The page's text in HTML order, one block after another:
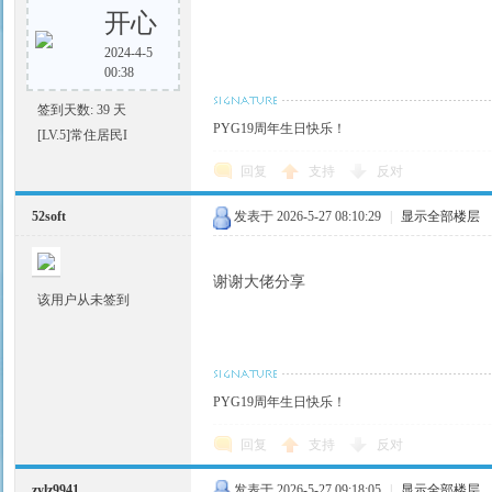
开心
2024-4-5
00:38
签到天数: 39 天
[LV.5]常住居民I
PYG19周年生日快乐！
回复 支持 反对
52soft
该用户从未签到
发表于 2026-5-27 08:10:29 显示全部楼层
谢谢大佬分享
PYG19周年生日快乐！
回复 支持 反对